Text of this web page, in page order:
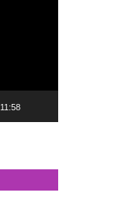
11:58